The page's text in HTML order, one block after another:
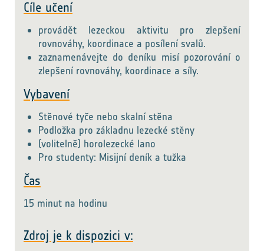
Cíle učení
provádět lezeckou aktivitu pro zlepšení
rovnováhy, koordinace a posílení svalů.
zaznamenávejte do deníku misí pozorování o
zlepšení rovnováhy, koordinace a síly.
Vybavení
Stěnové tyče nebo skalní stěna
Podložka pro základnu lezecké stěny
(volitelně) horolezecké lano
Pro studenty: Misijní deník a tužka
Čas
15 minut na hodinu
Zdroj je k dispozici v: